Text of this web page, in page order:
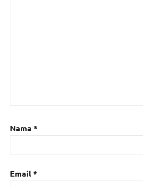
Nama *
Email*